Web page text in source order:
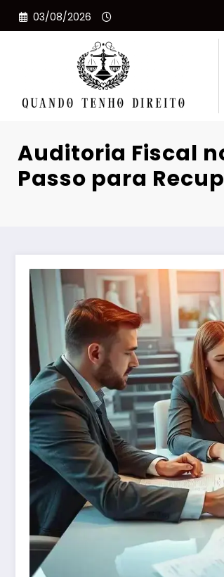
Pular
para
03/08/2026
Auditoria Fiscal
Passo para